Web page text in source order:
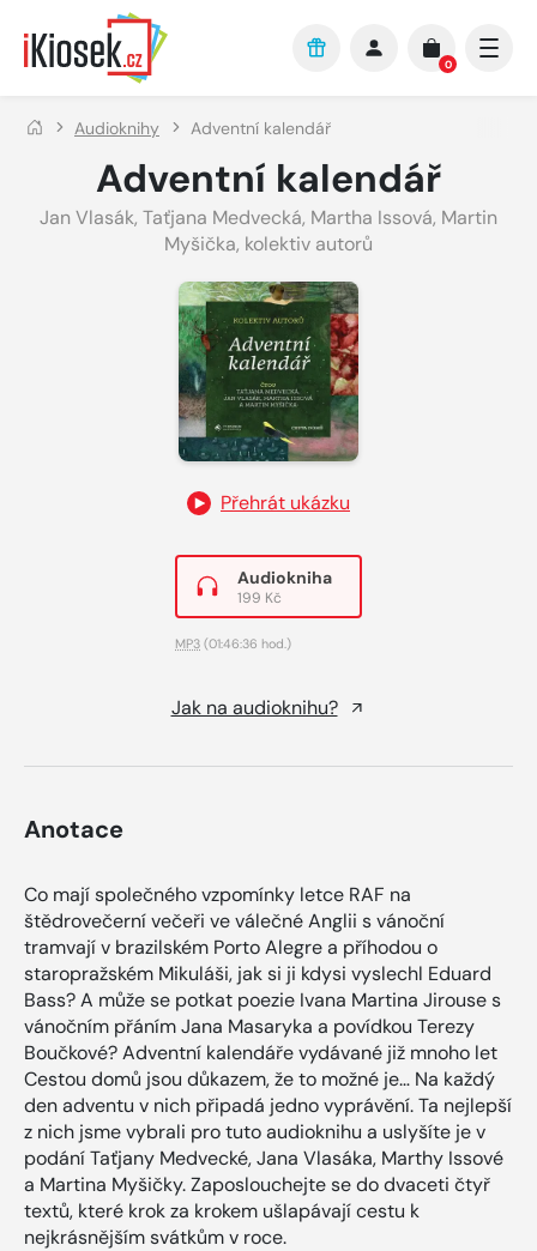
Přejít na hlavní obsah
0
Audioknihy Adventní kalendář
Adventní kalendář
Jan Vlasák, Taťjana Medvecká, Martha Issová, Martin
Myšička, kolektiv autorů
Přehrát ukázku
Audiokniha
199 Kč
MP3 (01:46:36 hod.)
Jak na audioknihu?
Anotace
Co mají společného vzpomínky letce RAF na
štědrovečerní večeři ve válečné Anglii s vánoční
tramvají v brazilském Porto Alegre a příhodou o
staropražském Mikuláši, jak si ji kdysi vyslechl Eduard
Bass? A může se potkat poezie Ivana Martina Jirouse s
vánočním přáním Jana Masaryka a povídkou Terezy
Boučkové? Adventní kalendáře vydávané již mnoho let
Cestou domů jsou důkazem, že to možné je… Na každý
den adventu v nich připadá jedno vyprávění. Ta nejlepší
z nich jsme vybrali pro tuto audioknihu a uslyšíte je v
podání Taťjany Medvecké, Jana Vlasáka, Marthy Issové
a Martina Myšičky. Zaposlouchejte se do dvaceti čtyř
textů, které krok za krokem ušlapávají cestu k
nejkrásnějším svátkům v roce.